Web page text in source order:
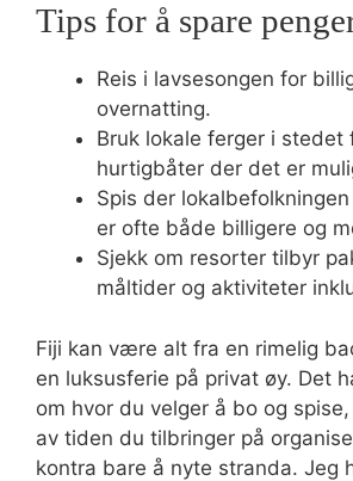
Tips for å spare
Reis i lavsesongen for
overnatting.
Bruk lokale ferger i stedet
hurtigbåter der det er
Spis der
er ofte både billigere og
Sjekk om resorter tilbyr
måltider og aktiviteter
Fiji kan være alt fra en rimelig
en luksusferie på privat øy. Det
om hvor du velger å bo og
av tiden du tilbringer på
kontra bare å nyte stranda. Jeg